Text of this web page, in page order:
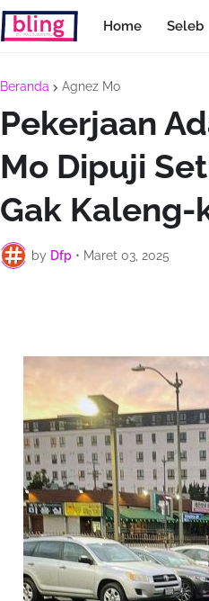
Home Seleb
Beranda Agnez Mo
Pekerjaan
Mo Dipuji
Gak Kaleng-
by Dfp • Maret 03, 2025